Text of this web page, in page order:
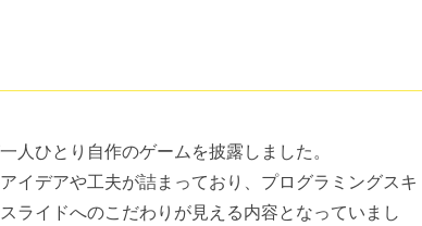
人ひとり自作のゲームを披露しました。
イデアや工夫が詰まっており、プログラミングスキ
ライドへのこだわりが見える内容となっていまし